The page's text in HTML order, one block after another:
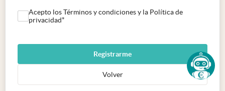
Acepto los Términos y condiciones y la Política de
privacidad*
Registrarme
Volver